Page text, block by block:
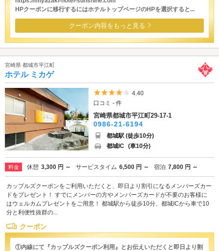
HPクーポンに移行するにはホテルトップページのHPを選択すると...
クーポン内容をもっと見る
宮崎県 都城市平江町
ホテル ミカゲ
5つ星のうち4
4.40
口コミ - 件
宮崎県都城市平江町29-17-1
0986-21-6194
都城駅 (徒歩10分)
都城IC (車10分)
料金 休憩 3,300 円 ～ サービスタイム 6,500 円 ～ 宿泊 7,800 円 ～
カップルズクーポンをご利用いただくと、即日より割引になるメンバーズカー
ドをプレゼント！ すでにメンバーの方やメンバーズカードが不要のお客様に
はウェルカムプレゼントをご用意！ 都城駅から徒歩10分、都城ICから車で10
分と利便性抜群の...
クーポン
①内線にて『カップルズクーポン利用』とお伝えいただくと即日より割